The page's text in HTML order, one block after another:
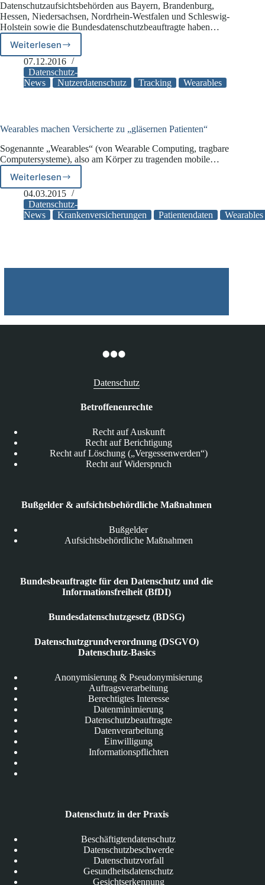
NRW
abgemahnt
Datenschutzaufsichtsbehörden aus Bayern, Brandenburg,
Hessen, Niedersachsen, Nordrhein-Westfalen und Schleswig-
Holstein sowie die Bundesdatenschutzbeauftragte haben…
WeiterlesenDatenschutz
bei
Wearables
mangelhaft
07.12.2016
Datenschutz-
News
Nutzerdatenschutz Tracking Wearables
Wearables machen Versicherte zu „gläsernen Patienten“
Sogenannte „Wearables“ (von Wearable Computing, tragbare
Computersysteme), also am Körper zu tragenden mobile…
WeiterlesenWearables
machen
Versicherte
zu
04.03.2015
Datenschutz-
News
Krankenversicherungen Patientendaten Wearables
Datenschutz
Betroffenenrechte
Recht auf Auskunft
Recht auf Berichtigung
Recht auf Löschung („Vergessenwerden“)
Recht auf Widerspruch
Bußgelder & aufsichtsbehördliche Maßnahmen
Bußgelder
Aufsichtsbehördliche Maßnahmen
Bundesbeauftragte für den Datenschutz und die
Informationsfreiheit (BfDI)
Bundesdatenschutzgesetz (BDSG)
Datenschutzgrundverordnung (DSGVO)
Datenschutz-Basics
Anonymisierung & Pseudonymisierung
Auftragsverarbeitung
Berechtigtes Interesse
Datenminimierung
Datenschutzbeauftragte
Datenverarbeitung
Einwilligung
Informationspflichten
Datenschutz in der Praxis
Beschäftigtendatenschutz
Datenschutzbeschwerde
Datenschutzvorfall
Gesundheitsdatenschutz
Gesichtserkennung